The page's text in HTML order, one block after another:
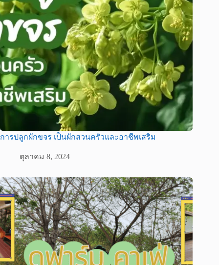
การปลูกผักขจร เป็นผักสวนครัวและอาชีพเสริม
ตุลาคม 8, 2024